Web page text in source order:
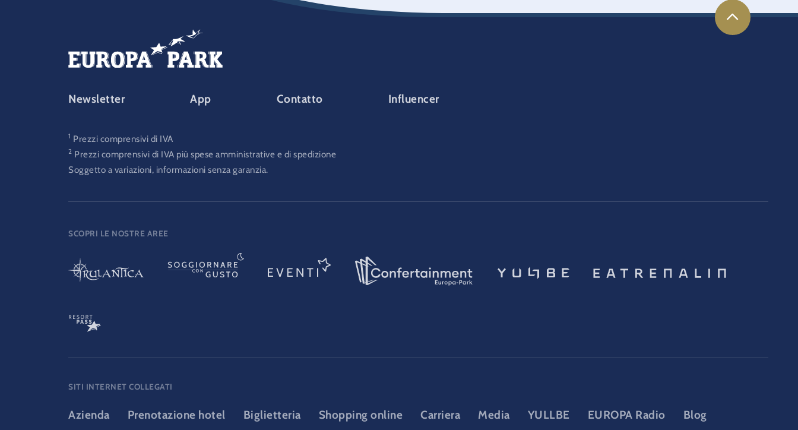
FOOTER-PARK
Newsletter App Contatto Influencer
1 Prezzi comprensivi di IVA
2 Prezzi comprensivi di IVA più spese amministrative e di spedizione
Soggetto a variazioni, informazioni senza garanzia.
SCOPRI LE NOSTRE AREE
SITI INTERNET COLLEGATI
Azienda Prenotazione hotel Biglietteria Shopping online Carriera Media YULLBE EUROPA Radio Blog